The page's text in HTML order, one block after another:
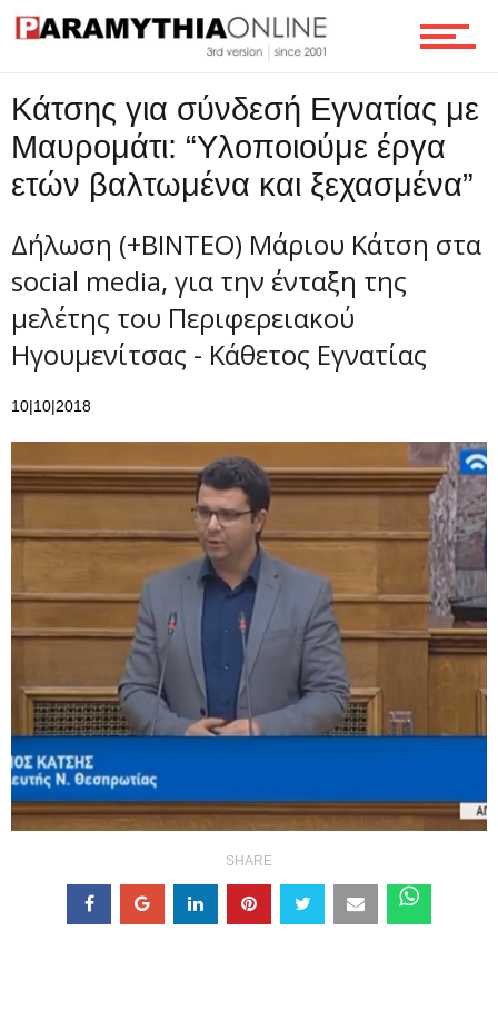
Επικοινωνία
Κάτσης για σύνδεσή Εγνατίας με
Μαυρομάτι: “Υλοποιούμε έργα
ετών βαλτωμένα και ξεχασμένα”
Δήλωση (+ΒΙΝΤΕΟ) Μάριου Κάτση στα
social media, για την ένταξη της
μελέτης του Περιφερειακού
Ηγουμενίτσας - Κάθετος Εγνατίας
10|10|2018
SHARE